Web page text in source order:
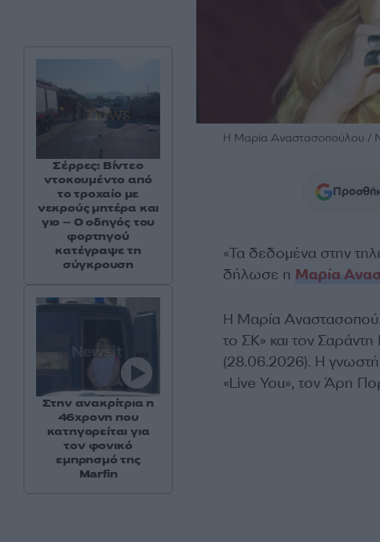
Η Μαρία Αναστασοπούλου
«Τα δεδομένα στην
δήλωσε η Μαρία
Η Μαρία
το ΣΚ» και τον
(28.06.2026). Η γνωστή
«Live You», τον Άρη
Σέρρες: Βίντεο
ντοκουμέντο από
το τροχαίο με
νεκρούς μητέρα και
γιο – Ο οδηγός του
φορτηγού
κατέγραψε τη
σύγκρουση
Στην ανακρίτρια η
46χρονη που
κατηγορείται για
τον φονικό
εμπρησμό της
Marfin